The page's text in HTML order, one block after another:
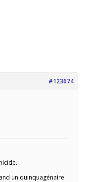
#123674
un quinquagénaire